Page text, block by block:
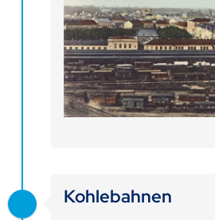
Kohlebahnen